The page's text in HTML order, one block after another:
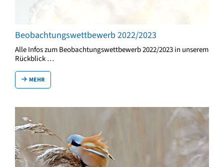
Beobachtungswettbewerb 2022/2023
Alle Infos zum Beobachtungswettbewerb 2022/2023 in unserem
Rückblick …
MEHR